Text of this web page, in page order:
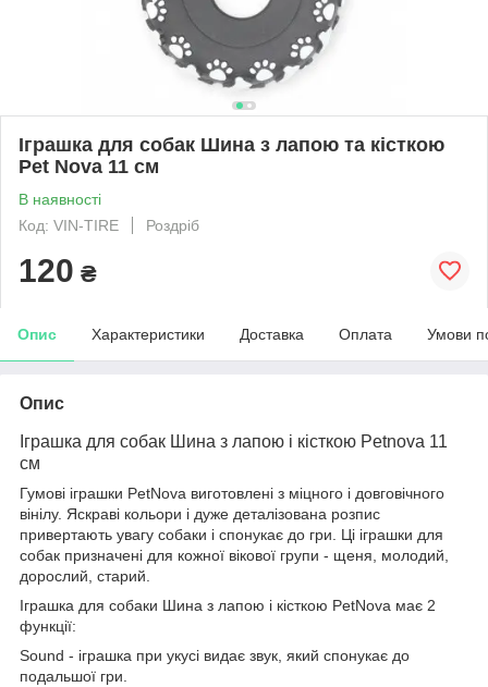
Іграшка для собак Шина з лапою та кісткою
Pet Nova 11 см
В наявності
Код: VIN-TIRE
Роздріб
120 ₴
Опис Характеристики Доставка Оплата Умови
Опис
Іграшка для собак Шина з лапою і кісткою Petnova 11
см
Гумові іграшки PetNova виготовлені з міцного і довговічного
вінілу. Яскраві кольори і дуже деталізована розпис
привертають увагу собаки і спонукає до гри. Ці іграшки для
собак призначені для кожної вікової групи - щеня, молодий,
дорослий, старий.
Іграшка для собаки Шина з лапою і кісткою PetNova має 2
функції:
Sound - іграшка при укусі видає звук, який спонукає до
подальшої гри.